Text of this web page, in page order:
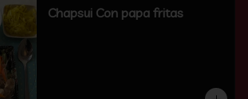
Chapsui Con papa fritas